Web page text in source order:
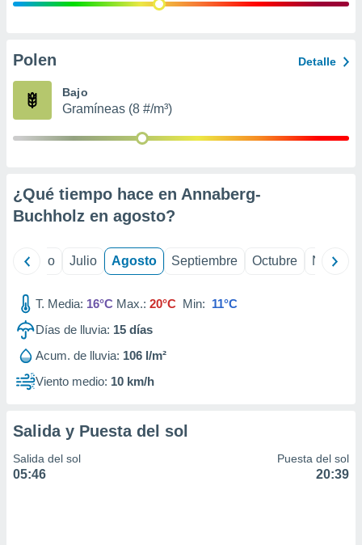
e
publicidad
Polen Detalle
Bajo
Gramíneas (8 #/m³)
¿Qué tiempo hace en Annaberg-
Buchholz en agosto?
Junio Julio Agosto Septiembre Octubre
T. Media: 16°C Max.: 20°C Min: 11°C
Días de lluvia: 15 días
Acum. de lluvia: 106 l/m²
Viento medio: 10 km/h
Salida y Puesta del sol
Salida del sol
05:46
Puesta del sol
20:39